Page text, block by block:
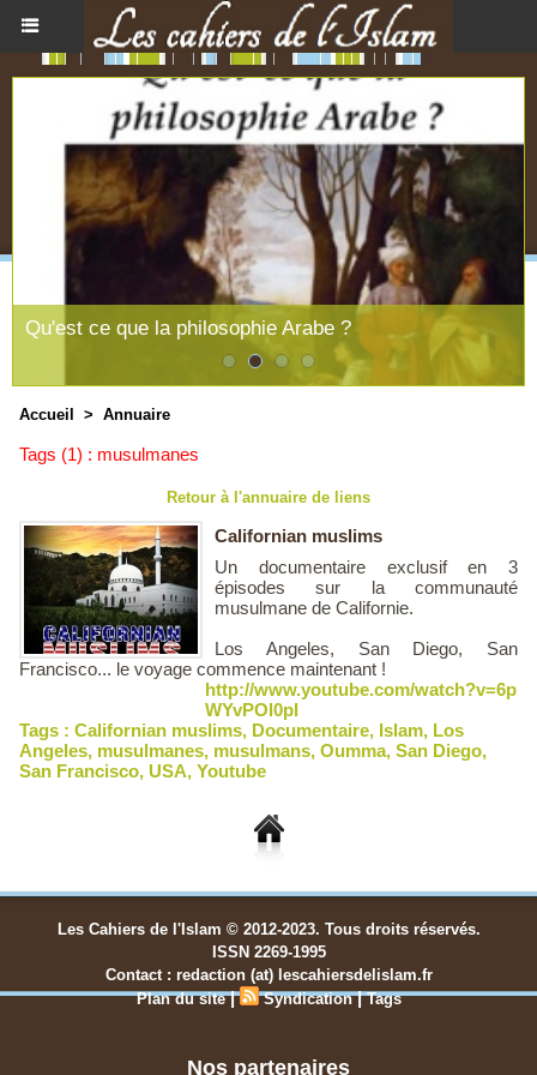
Qu'est ce que la philosophie Arabe ?
Accueil > Annuaire
Tags (1) : musulmanes
Retour à l'annuaire de liens
Californian muslims
Un documentaire exclusif en 3
épisodes sur la communauté
musulmane de Californie.
Los Angeles, San Diego, San
Francisco... le voyage commence maintenant !
http://www.youtube.com/watch?v=6p
WYvPOl0pI
Tags : Californian muslims, Documentaire, Islam, Los
Angeles, musulmanes, musulmans, Oumma, San Diego,
San Francisco, USA, Youtube
Les Cahiers de l'Islam © 2012-2023. Tous droits réservés.
ISSN 2269-1995
Contact : redaction (at) lescahiersdelislam.fr
Plan du site | Syndication |Tags
Nos partenaires